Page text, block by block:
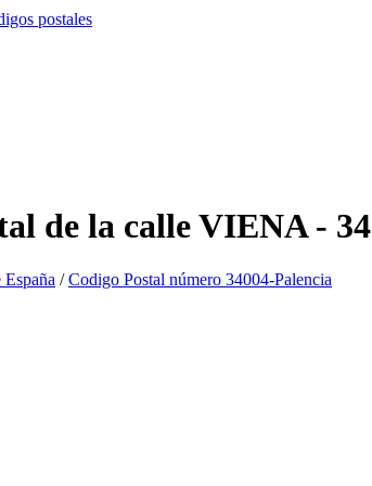
de la calle VIENA -
/Codigo Postal número 34004-Palencia